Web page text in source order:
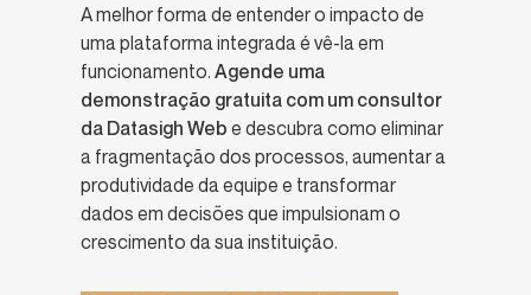
A melhor forma de entender o impacto de
uma plataforma integrada é vê-la em
funcionamento. Agende uma
demonstração gratuita com um consultor
da Datasigh Web e descubra como eliminar
a fragmentação dos processos, aumentar a
produtividade da equipe e transformar
dados em decisões que impulsionam o
crescimento da sua instituição.